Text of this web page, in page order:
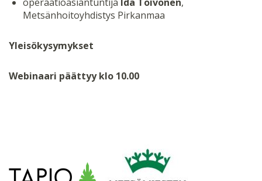
Metsänhoitoyhdistys Pirkanmaa
Yleisökysymykset
Webinaari päättyy klo 10.00